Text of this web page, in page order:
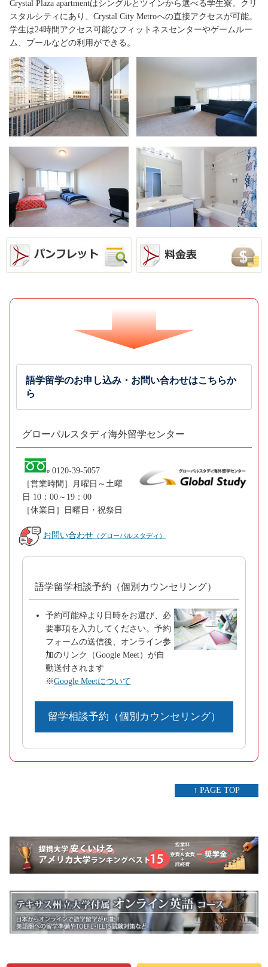
Crystal Plaza apartmentはシングルとツインから選べる学生寮。クリ
スタルシティにあり、Crystal City Metroへの直接アクセスが可能。
学生は24時間アクセス可能なフィットネスセンターやゲームルー
ム、プールなどの利用ができる。
語学留学のお申し込み・お問い合わせはこちらか
ら
グローバルスタディ海外留学センター
0120-39-5057
［営業時間］月曜日～土曜
日 10：00～19：00
［休業日］日曜日・祝祭日
お問い合わせ （グローバルスタディ）
語学留学相談予約（個別カウンセリング）
予約可能枠より日時をお選び、必
要事項を入力してください。予約
フォームの送信後、オンライン参
加のリンク（Google Meet）が自
動送付されます
※Google Meetについて
留学相談予約（個別カウンセリング）
↑ PAGE TOP